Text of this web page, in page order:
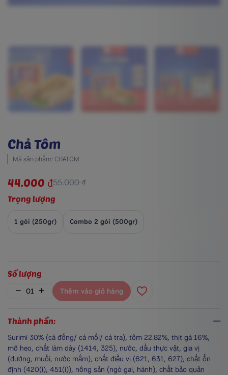
Chả Tôm
Mã sản phẩm: CHATOM
44.000 ₫55.000₫
Trọng lượng
1 gói (250gr) Combo 2 gói (500gr)
Số lượng
01 Thêm vào giỏ hàng
Thành phần:
Surimi 30% (cá đổng/ cá mối/ cá tra), tôm 22.82%, thịt gà 16%,
mỡ heo, chất làm dày (1414, 325), nước, dầu thực vật, gia vị
(đường, muối, nước mắm), chất điều vị (621, 631, 627), chất ổn
định (420(i), 451(i)), nông sản (ngò gai, hành), chất bảo quản